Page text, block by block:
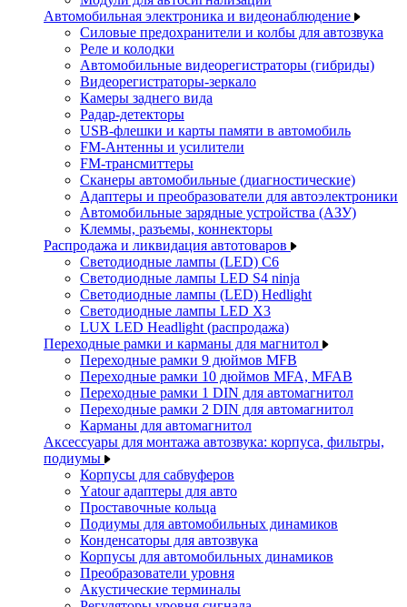
Автомобильная электроника и видеонаблюдение
Силовые предохранители и колбы для автозвука
Реле и колодки
Автомобильные видеорегистраторы (гибриды)
Видеорегистраторы-зеркало
Камеры заднего вида
Радар-детекторы
USB-флешки и карты памяти в автомобиль
FM-Антенны и усилители
FM-трансмиттеры
Сканеры автомобильные (диагностические)
Адаптеры и преобразователи для автоэлектроники
Автомобильные зарядные устройства (АЗУ)
Клеммы, разъемы, коннекторы
Распродажа и ликвидация автотоваров
Светодиодные лампы (LED) C6
Светодиодные лампы LED S4 ninja
Светодиодные лампы (LED) Hedlight
Светодиодные лампы LED X3
LUX LED Headlight (распродажа)
Переходные рамки и карманы для магнитол
Переходные рамки 9 дюймов MFB
Переходные рамки 10 дюймов MFA, MFAB
Переходные рамки 1 DIN для автомагнитол
Переходные рамки 2 DIN для автомагнитол
Карманы для автомагнитол
Аксессуары для монтажа автозвука: корпуса, фильтры,
подиумы
Корпусы для сабвуферов
Yаtour адаптеры для авто
Проставочные кольца
Подиумы для автомобильных динамиков
Конденсаторы для автозвука
Корпусы для автомобильных динамиков
Преобразователи уровня
Акустические терминалы